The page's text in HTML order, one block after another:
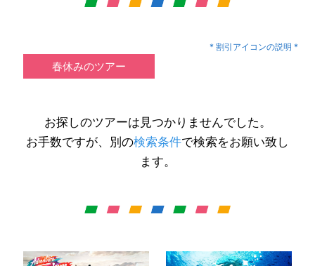
* 割引アイコンの説明 *
春休みのツアー
お探しのツアーは見つかりませんでした。
お手数ですが、別の検索条件で検索をお願い致し
ます。